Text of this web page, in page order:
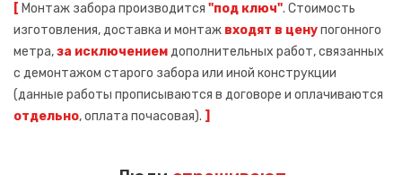
[ Монтаж забора производится "под ключ". Стоимость
изготовления, доставка и монтаж входят в ценупогонного
метра,за исключениемдополнительных работ, связанных
с демонтажом старого забора или иной конструкции
(данные работы прописываются в договоре и оплачиваются
отдельно, оплата почасовая). ]